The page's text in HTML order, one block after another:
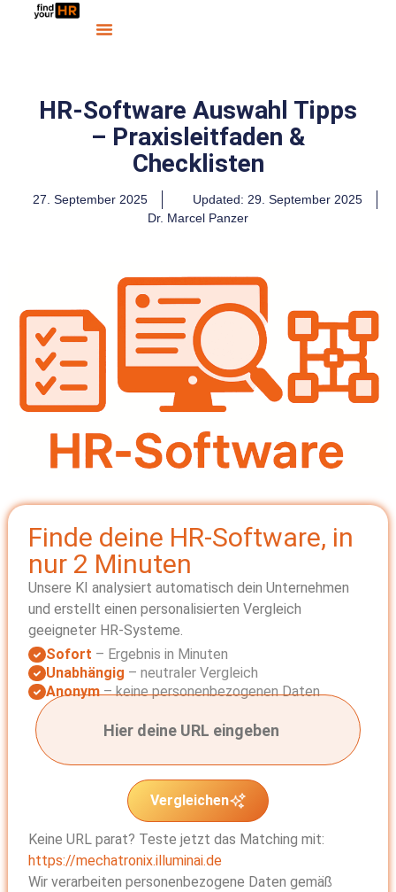
HR-Software Auswahl Tipps
– Praxisleitfaden &
Checklisten
27. September 2025
Updated: 29. September 2025
Dr. Marcel Panzer
Finde deine HR-Software, in
nur 2 Minuten
Unsere KI analysiert automatisch dein Unternehmen
und erstellt einen personalisierten Vergleich
geeigneter HR-Systeme.
Sofort – Ergebnis in Minuten
Unabhängig – neutraler Vergleich
Anonym – keine personenbezogenen Daten
Vergleichen
Keine URL parat? Teste jetzt das Matching mit:
https://mechatronix.illuminai.de
Wir verarbeiten personenbezogene Daten gemäß